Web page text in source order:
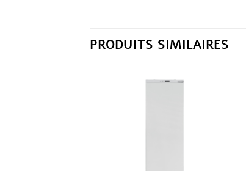
PRODUITS SIMILAIRES